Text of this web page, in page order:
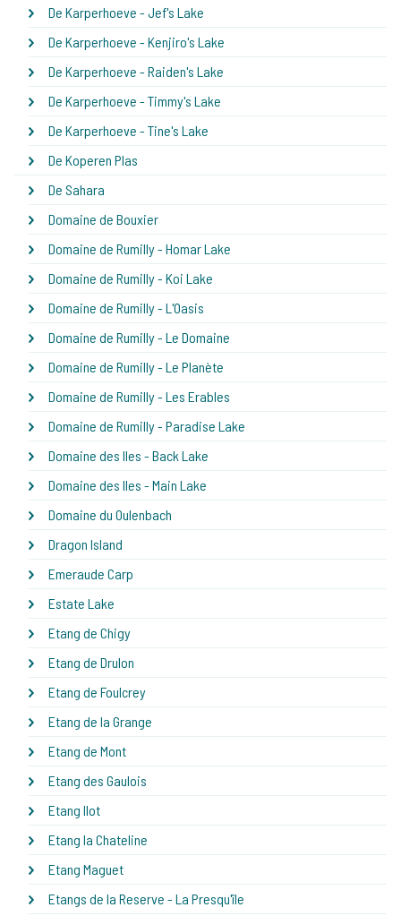
De Karperhoeve - Jef's Lake
De Karperhoeve - Kenjiro's Lake
De Karperhoeve - Raiden's Lake
De Karperhoeve - Timmy's Lake
De Karperhoeve - Tine's Lake
De Koperen Plas
De Sahara
Domaine de Bouxier
Domaine de Rumilly - Homar Lake
Domaine de Rumilly - Koi Lake
Domaine de Rumilly - L'Oasis
Domaine de Rumilly - Le Domaine
Domaine de Rumilly - Le Planète
Domaine de Rumilly - Les Erables
Domaine de Rumilly - Paradise Lake
Domaine des Iles - Back Lake
Domaine des Iles - Main Lake
Domaine du Oulenbach
Dragon Island
Emeraude Carp
Estate Lake
Etang de Chigy
Etang de Drulon
Etang de Foulcrey
Etang de la Grange
Etang de Mont
Etang des Gaulois
Etang Ilot
Etang la Chateline
Etang Maguet
Etangs de la Reserve - La Presqu'île